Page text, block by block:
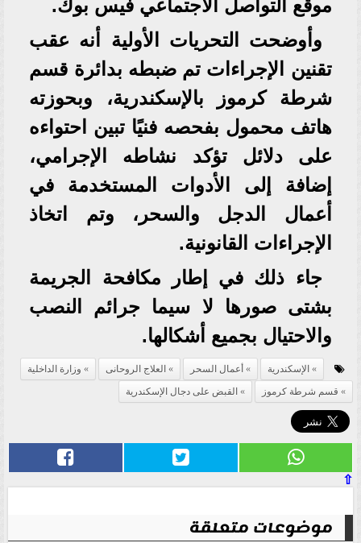
موقع التواصل الاجتماعي فيس بوك.
وأوضحت التحريات الأولية أنه عقب
تقنين الإجراءات تم ضبطه بدائرة قسم
شرطة كرموز بالإسكندرية، وبحوزته
هاتف محمول بفحصه فنيًا تبين احتواءه
على دلائل تؤكد نشاطه الإجرامي،
إضافة إلى الأدوات المستخدمة في
أعمال الدجل والسحر، وتم اتخاذ
الإجراءات القانونية.
جاء ذلك في إطار مكافحة الجريمة
بشتى صورها لا سيما جرائم النصب
والاحتيال بجميع أشكالها.
الإسكندرية أعمال السحر العلاج الروحانى
وزارة الداخلية
قسم شرطة كرموز
القبض على دجال الإسكندرية
⇧
موضوعات متعلقة